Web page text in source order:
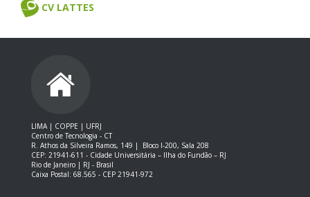
CV LATTES
LIMA | COPPE | UFRJ
Centro de Tecnologia - CT
R. Athos da Silveira Ramos, 149 |
Bloco I-200, Sala 208
CEP: 21941-611 - Cidade Universitária – Ilha do Fundão – RJ
Rio de Janeiro | RJ - Brasil
Caixa Postal: 68.565 - CEP 21941-972